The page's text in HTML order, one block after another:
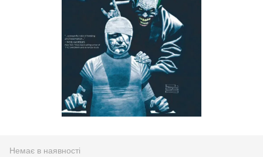
Немає в наявності